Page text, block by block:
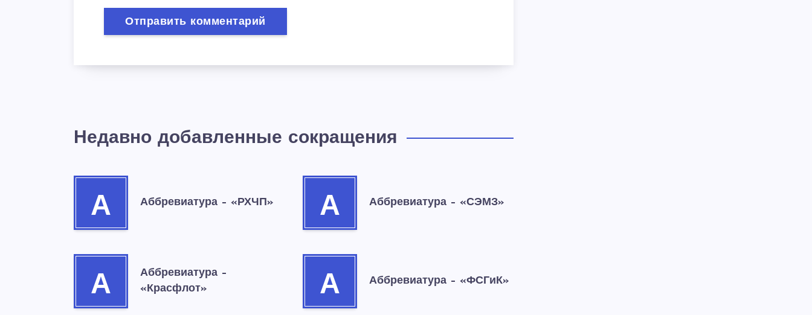
Недавно добавленные сокращения
А Аббревиатура – «РХЧП» А Аббревиатура – «СЭМЗ»
А
Аббревиатура –
«Красфлот»
А Аббревиатура – «ФСГиК»